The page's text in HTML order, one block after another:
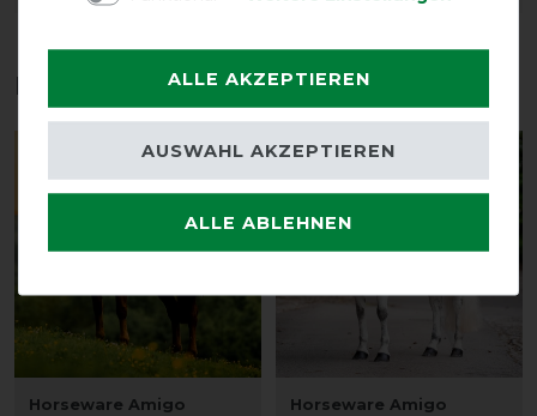
Das perfekte Zubehör für dich
Horseware Amigo
-22%
Horseware Amigo
ALLE AKZEPTIEREN
ALLE ABLEHNEN
AUSWAHL AKZEPTIEREN